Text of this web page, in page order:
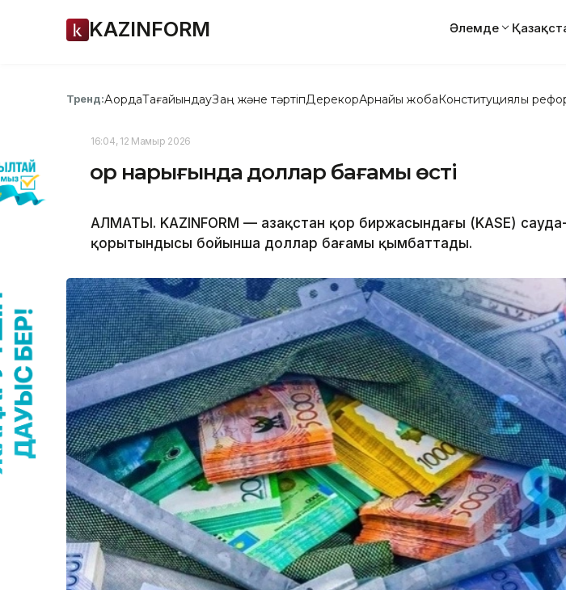
KAZINFORM Әлемде
Тренд:АқордаТағайындауЗаң және тәртіпДерекқорАрнайы жобаКонституциялық
16:04, 12 Мамыр 2026
Қор нарығында доллар бағамы өсті
АЛМАТЫ. KAZINFORM — Қазақстан қор биржасындағы (KASE)
қорытындысы бойынша доллар бағамы қымбаттады.